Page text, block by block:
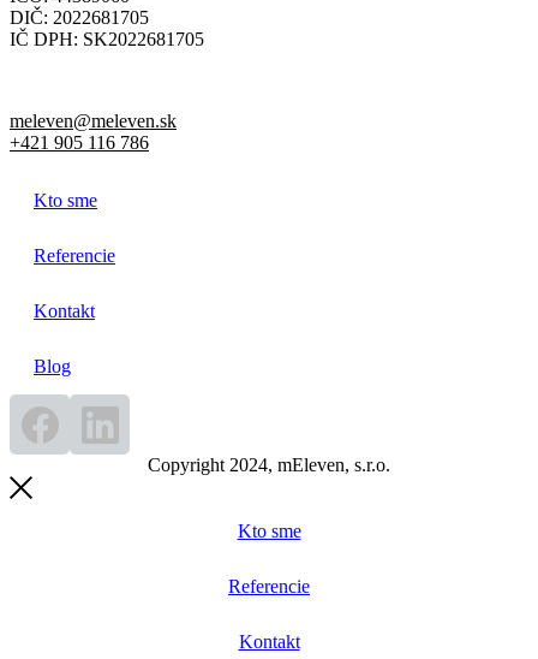
DIČ: 2022681705
IČ DPH: SK2022681705
meleven@meleven.sk
+421 905 116 786
Kto sme
Referencie
Kontakt
Blog
Copyright 2024, mEleven, s.r.o.
Kto sme
Referencie
Kontakt